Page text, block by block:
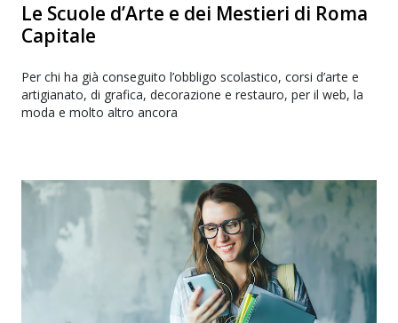
Le Scuole d’Arte e dei Mestieri di Roma
Capitale
Per chi ha già conseguito l’obbligo scolastico, corsi d’arte e
artigianato, di grafica, decorazione e restauro, per il web, la
moda e molto altro ancora